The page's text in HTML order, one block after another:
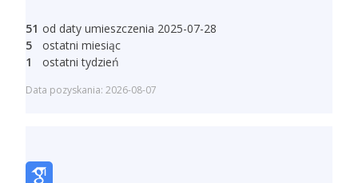
51 od daty umieszczenia 2025-07-28
5
ostatni miesiąc
1
ostatni tydzień
Data pozyskania: 2026-08-07